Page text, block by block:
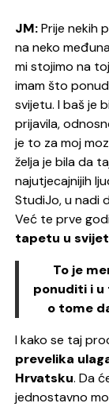
JM:Prije nekih
na neko
mi stojimo na
imam što
svijetu. I baš je
prijavila,
je to za moj
želja je bila da
najutjecajnijih
StudiJo, u nadi
Već te prve
tapetu u
To je
ponuditi i
o tome
I kako se taj
prevelika
Hrvatsku. Da
jednostavno